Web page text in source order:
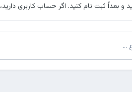
و بعداً ثبت نام کنید. اگر حساب کاربری دارید،
...